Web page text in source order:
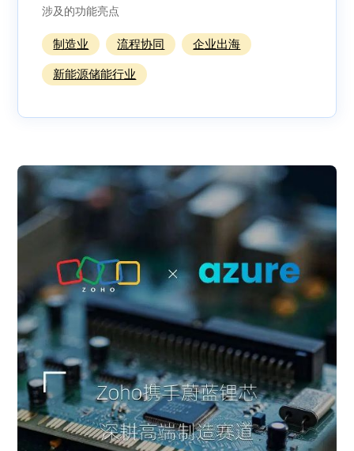
涉及的功能亮点
制造业 流程协同 企业出海
新能源储能行业